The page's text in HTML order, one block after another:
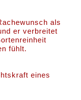
als
er verbreitet
fühlt.
eines